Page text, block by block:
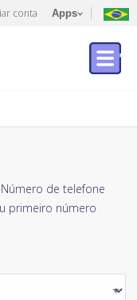
conta Apps
de telefone
primeiro número